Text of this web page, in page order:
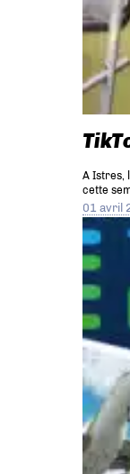
A Istres,
cette
01 avril